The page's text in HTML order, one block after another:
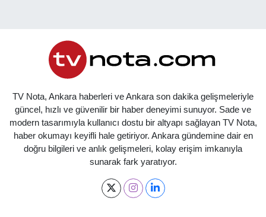
TV Nota, Ankara haberleri ve Ankara son dakika gelişmeleriyle
güncel, hızlı ve güvenilir bir haber deneyimi sunuyor. Sade ve
modern tasarımıyla kullanıcı dostu bir altyapı sağlayan TV Nota,
haber okumayı keyifli hale getiriyor. Ankara gündemine dair en
doğru bilgileri ve anlık gelişmeleri, kolay erişim imkanıyla
sunarak fark yaratıyor.